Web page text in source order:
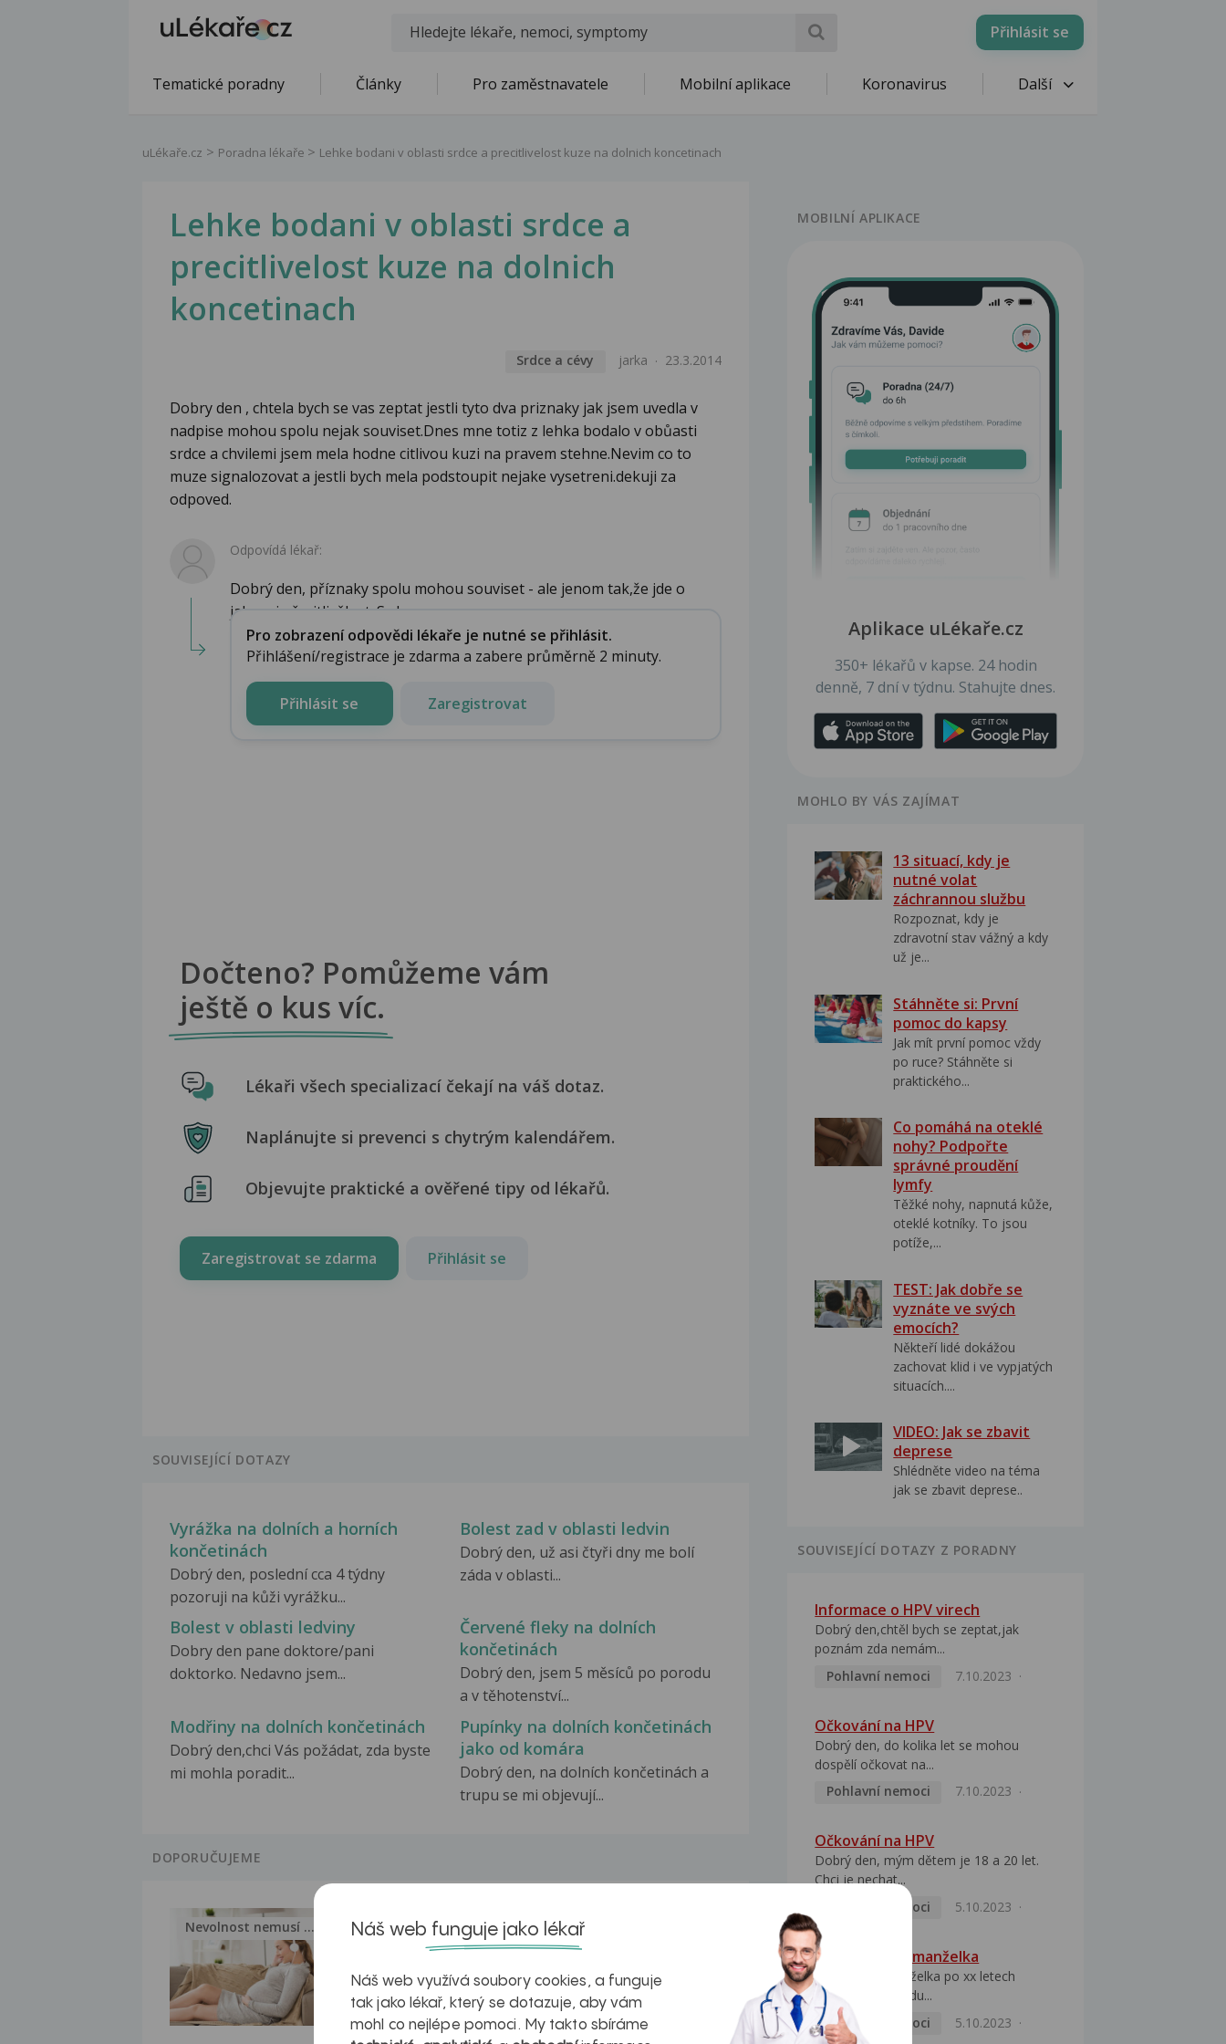
Přihlásit se
Tematické poradny Články Pro zaměstnavatele Mobilní aplikace Koronavirus Další
uLékaře.cz Poradna lékaře Lehke bodani v oblasti srdce a precitlivelost kuze na dolnich koncetinach
Lehke bodani v oblasti srdce a
precitlivelost kuze na dolnich
koncetinach
Srdce a cévy jarka 23.3.2014
Dobry den , chtela bych se vas zeptat jestli tyto dva priznaky jak jsem uvedla v
nadpise mohou spolu nejak souviset.Dnes mne totiz z lehka bodalo v obůasti
srdce a chvilemi jsem mela hodne citlivou kuzi na pravem stehne.Nevim co to
muze signalozovat a jestli bych mela podstoupit nejake vysetreni.dekuji za
odpoved.
Odpovídá lékař:
Dobrý den, příznaky spolu mohou souviset - ale jenom tak,že jde o
jakousi přecitlivělost. Srde...
Pro zobrazení odpovědi lékaře je nutné se přihlásit.
Přihlášení/registrace je zdarma a zabere průměrně 2 minuty.
Přihlásit se Zaregistrovat
Dočteno? Pomůžeme vám
ještě o kus víc.
Lékaři všech specializací čekají na váš dotaz.
Naplánujte si prevenci s chytrým kalendářem.
Objevujte praktické a ověřené tipy od lékařů.
Zaregistrovat se zdarma Přihlásit se
SOUVISEJÍCÍ DOTAZY
Vyrážka na dolních a horních
končetinách
Dobrý den, poslední cca 4 týdny
pozoruji na kůži vyrážku...
Bolest zad v oblasti ledvin
Dobrý den, už asi čtyři dny me bolí
záda v oblasti...
Bolest v oblasti ledviny
Dobry den pane doktore/pani
doktorko. Nedavno jsem...
Červené fleky na dolních
končetinách
Dobrý den, jsem 5 měsíců po porodu
a v těhotenství...
Modřiny na dolních končetinách
Dobrý den,chci Vás požádat, zda byste
mi mohla poradit...
Pupínky na dolních končetinách
jako od komára
Dobrý den, na dolních končetinách a
trupu se mi objevují...
DOPORUČUJEME
Nevolnost nemusí být nutnou... Jak na zdravá játra?
MOBILNÍ APLIKACE
Aplikace uLékaře.cz
350+ lékařů v kapse. 24 hodin
denně, 7 dní v týdnu. Stahujte dnes.
MOHLO BY VÁS ZAJÍMAT
13 situací, kdy je
nutné volat
záchrannou službu
Rozpoznat, kdy je
zdravotní stav vážný a kdy
už je...
Stáhněte si: První
pomoc do kapsy
Jak mít první pomoc vždy
po ruce? Stáhněte si
praktického...
Co pomáhá na oteklé
nohy? Podpořte
správné proudění
lymfy
Těžké nohy, napnutá kůže,
oteklé kotníky. To jsou
potíže,...
TEST: Jak dobře se
vyznáte ve svých
emocích?
Někteří lidé dokážou
zachovat klid i ve vypjatých
situacích....
VIDEO: Jak se zbavit
deprese
Shlédněte video na téma
jak se zbavit deprese..
SOUVISEJÍCÍ DOTAZY Z PORADNY
Informace o HPV virech
Dobrý den,chtěl bych se zeptat,jak
poznám zda nemám...
Pohlavní nemoci
7.10.2023
Očkování na HPV
Dobrý den, do kolika let se mohou
dospělí očkovat na...
Pohlavní nemoci
7.10.2023
Očkování na HPV
Dobrý den, mým dětem je 18 a 20 let.
Chci je nechat...
Pohlavní nemoci
5.10.2023
HPV pozitivní manželka
Dobrý den, manželka po xx letech
přivezla z Východu...
Pohlavní nemoci
5.10.2023
Náš web funguje jako lékař
Náš web využívá soubory cookies, a funguje
tak jako lékař, který se dotazuje, aby vám
mohl co nejlépe pomoci. My takto sbíráme